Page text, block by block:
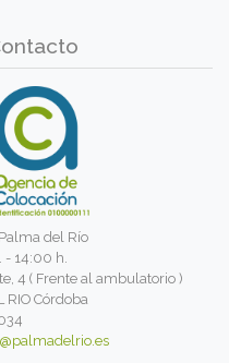
del Río
- 14:00 h.
4 ( Frente al ambulatorio )
RIO Córdoba